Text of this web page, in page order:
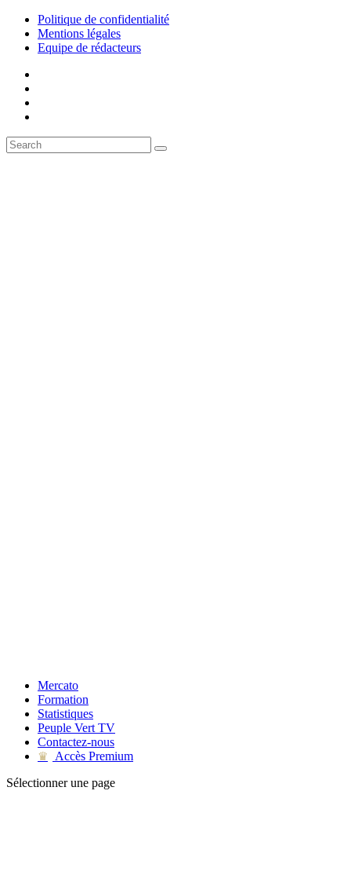
Politique de confidentialité
Mentions légales
Equipe de rédacteurs
Mercato
Formation
Statistiques
Peuple Vert TV
Contactez-nous
♛
Accès Premium
Sélectionner une page